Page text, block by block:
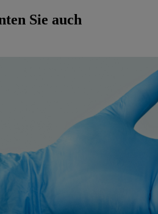
Sie auch